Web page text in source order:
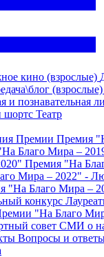
кино (взрослые)
(взрослые)
и познавательная
шортс Театр
Премии Премия
Благо Мира –
Премия "На
Мира – 2022" -
"На Благо Мира –
конкурс
"На Благо
совет СМИ о
Вопросы и